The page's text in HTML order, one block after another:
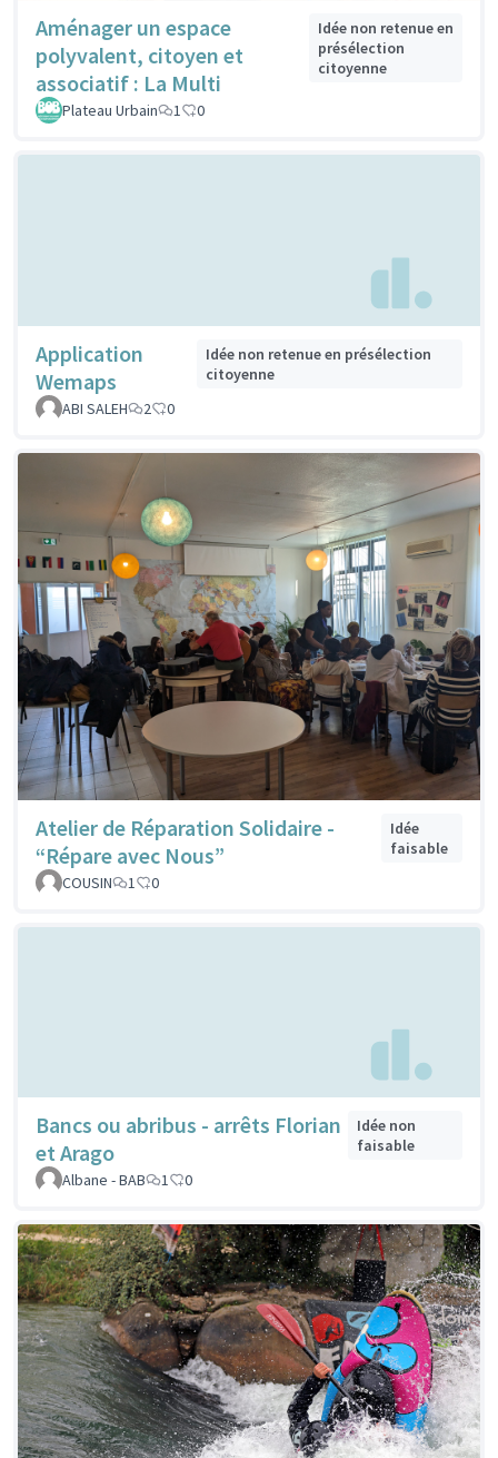
Aménager un espace
polyvalent, citoyen et
associatif : La Multi
Idée non retenue en
présélection
citoyenne
Plateau Urbain 1 0
Application
Wemaps
Idée non retenue en présélection
citoyenne
ABI SALEH
2 0
Atelier de Réparation Solidaire -
“Répare avec Nous”
Idée
faisable
COUSIN
1 0
Bancs ou abribus - arrêts Florian
et Arago
Idée non
faisable
Albane - BAB
1 0